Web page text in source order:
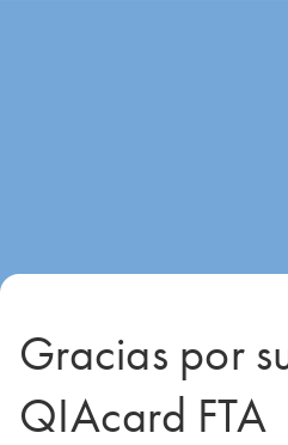
Gracias por
QIAcard FTA